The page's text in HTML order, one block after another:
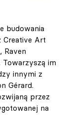
budowania
Creative Art
Raven
Towarzyszą im
innymi z
Gérard.
przez
na